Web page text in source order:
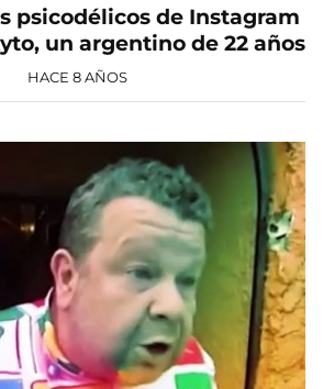
psicodélicos de Instagram
un argentino de 22 años
HACE 8 AÑOS